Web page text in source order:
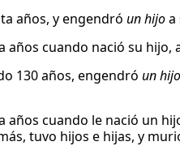
años, y engendró un hijoa
cuando nació su hijo,
130 años, engendró un hijo
cuando le nació un
tuvo hijos e hijas, y